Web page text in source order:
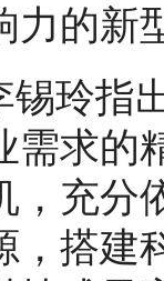
力的新
锡玲指
需求的
，充分
，搭建